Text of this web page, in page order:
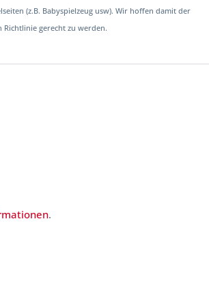
(z.B. Babyspielzeug usw). Wir hoffen damit der
Richtlinie gerecht zu werden.
.